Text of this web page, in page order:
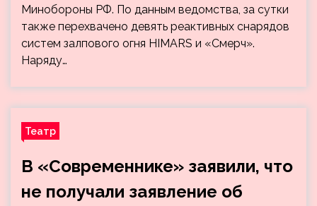
Минобороны РФ. По данным ведомства, за сутки
также перехвачено девять реактивных снарядов
систем залпового огня HIMARS и «Смерч».
Наряду…
Театр
В «Современнике» заявили, что
не получали заявление об